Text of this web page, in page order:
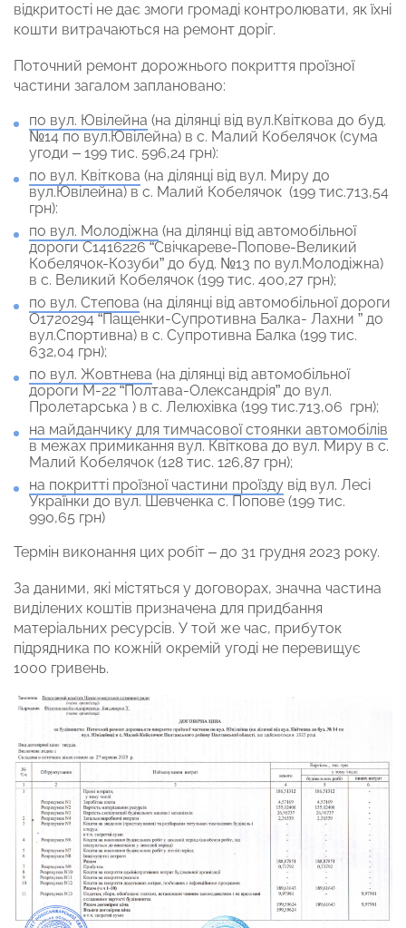
відкритості не дає змоги громаді контролювати, як їхні
кошти витрачаються на ремонт доріг.
Поточний ремонт дорожнього покриття проїзної
частини загалом заплановано:
по вул. Ювілейна (на ділянці від вул.Квіткова до буд.
№14 по вул.Ювілейна) в с. Малий Кобелячок (сума
угоди – 199 тис. 596,24 грн):
по вул. Квіткова (на ділянці від вул. Миру до
вул.Ювілейна) в с. Малий Кобелячок (199 тис.713,54
грн):
по вул. Молодіжна (на ділянці від автомобільної
дороги С1416226 “Свічкареве-Попове-Великий
Кобелячок-Козуби” до буд. №13 по вул.Молодіжна)
в с. Великий Кобелячок (199 тис. 400,27 грн);
по вул. Степова (на ділянці від автомобільної дороги
О1720294 “Пащенки-Супротивна Балка- Лахни ” до
вул.Спортивна) в с. Супротивна Балка (199 тис.
632,04 грн);
по вул. Жовтнева (на ділянці від автомобільної
дороги М-22 “Полтава-Олександрія” до вул.
Пролетарська ) в с. Лелюхівка (199 тис.713,06 грн);
на майданчику для тимчасової стоянки автомобілів
в межах примикання вул. Квіткова до вул. Миру в с.
Малий Кобелячок (128 тис. 126,87 грн);
на покритті проїзної частини проїзду від вул. Лесі
Українки до вул. Шевченка с. Попове (199 тис.
990,65 грн)
Термін виконання цих робіт – до 31 грудня 2023 року.
За даними, які містяться у договорах, значна частина
виділених коштів призначена для придбання
матеріальних ресурсів. У той же час, прибуток
підрядника по кожній окремій угоді не перевищує
1000 гривень.